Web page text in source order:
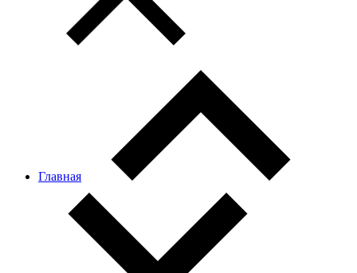
Главная